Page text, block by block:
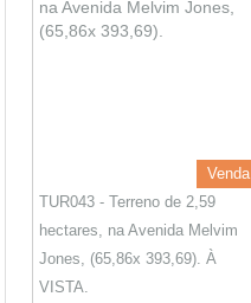
Venda
TUR043 - Terreno de 2,59
hectares, na Avenida Melvim
Jones, (65,86x 393,69). À
VISTA.